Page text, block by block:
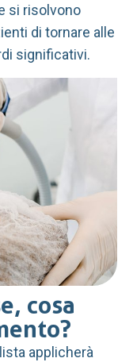
si risolvono
di tornare alle
significativi.
cosa
applicherà